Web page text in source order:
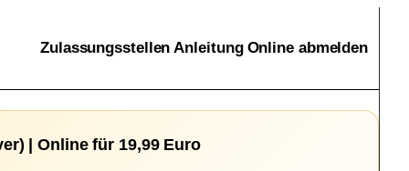
Zulassungsstellen Anleitung Online abmelden
| Online für 19,99 Euro